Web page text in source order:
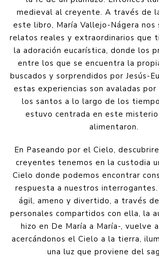
medieval al creyente. A través de
este libro, María Vallejo-Nágera nos
relatos reales y extraordinarios que
la adoración eucarística, donde los
entre los que se encuentra la
buscados y sorprendidos por Jesús-
estas experiencias son avaladas
los santos a lo largo de los
estuvo centrada en este
alimentaron.
En Paseando por el Cielo,
creyentes tenemos en la custodia
Cielo donde podemos encontrar
respuesta a nuestros
ágil, ameno y divertido, a través
personales compartidos con ella, la
hizo en De María a María-, vuelve
acercándonos el Cielo a la tierra,
una luz que proviene del